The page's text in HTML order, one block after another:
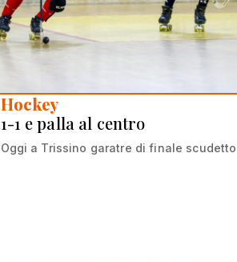
Hockey
1-1 e palla al centro
Oggi a Trissino garatre di finale scudetto